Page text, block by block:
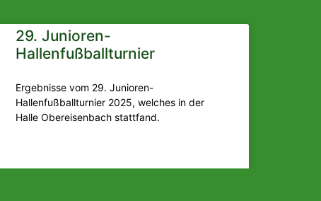
29. Junioren-
Hallenfußballturnier
Ergebnisse vom 29. Junioren-
Hallenfußballturnier 2025, welches in der
Halle Obereisenbach stattfand.